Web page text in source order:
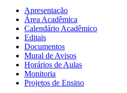
Apresentação
Área Acadêmica
Calendário Acadêmico
Editais
Documentos
Mural de Avisos
Horários de Aulas
Monitoria
Projetos de Ensino